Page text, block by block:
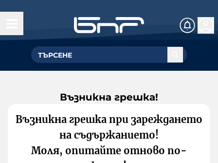
Възникна грешка!
Възникна грешка при зареждането
на съдържанието!
Моля, опитайте отново по-